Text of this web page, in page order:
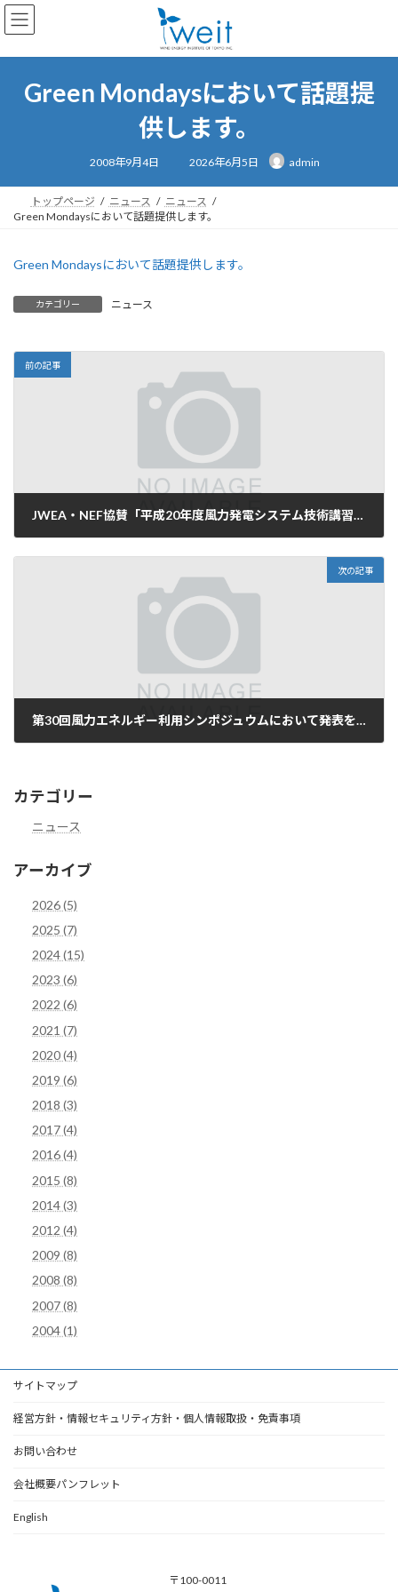
コ
ン
ン
ナ
ビ
ー
Green Mondaysにおいて話題提
供します。
2008年9月4日
終
新
日
時
:
2026年6月5日 admin
トップページ ニュース
ニュース
Green Mondaysにおいて話題提供します。
Green Mondaysにおいて話題提供します。
カテゴリー ニュース
前の記事
JWEA・NEF協賛「平成20年度風力発電システム技術講習会」において今村が講師を務めます。
次の記事
第30回風力エネルギー利用シンポジュウムにおいて発表を行います。
カテゴリー
ニュース
アーカイブ
2026 (5)
2025 (7)
2024 (15)
2023 (6)
2022 (6)
2021 (7)
2020 (4)
2019 (6)
2018 (3)
2017 (4)
2016 (4)
2015 (8)
2014 (3)
2012 (4)
2009 (8)
2008 (8)
2007 (8)
2004 (1)
サイトマップ
経営方針・情報セキュリティ方針・個人情報取扱・免責事項
お問い合わせ
会社概要パンフレット
English
〒100-0011